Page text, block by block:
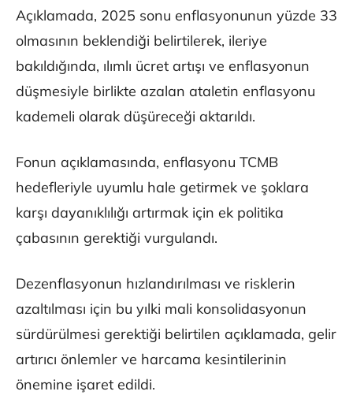
Açıklamada, 2025 sonu enflasyonunun yüzde 33
olmasının beklendiği belirtilerek, ileriye
bakıldığında, ılımlı ücret artışı ve enflasyonun
düşmesiyle birlikte azalan ataletin enflasyonu
kademeli olarak düşüreceği aktarıldı.
Fonun açıklamasında, enflasyonu TCMB
hedefleriyle uyumlu hale getirmek ve şoklara
karşı dayanıklılığı artırmak için ek politika
çabasının gerektiği vurgulandı.
Dezenflasyonun hızlandırılması ve risklerin
azaltılması için bu yılki mali konsolidasyonun
sürdürülmesi gerektiği belirtilen açıklamada, gelir
artırıcı önlemler ve harcama kesintilerinin
önemine işaret edildi.